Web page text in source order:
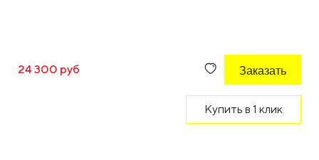
24 300 руб Заказать
Купить в 1 клик